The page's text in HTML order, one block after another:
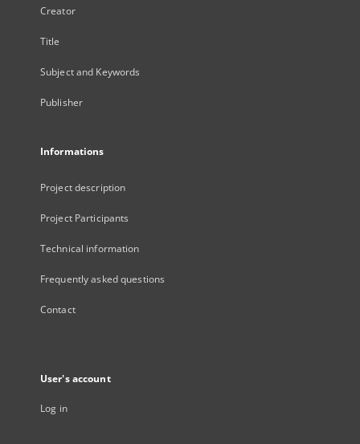
Creator
Title
Subject and Keywords
Publisher
Informations
Project description
Project Participants
Technical information
Frequently asked questions
Contact
User's account
Log in